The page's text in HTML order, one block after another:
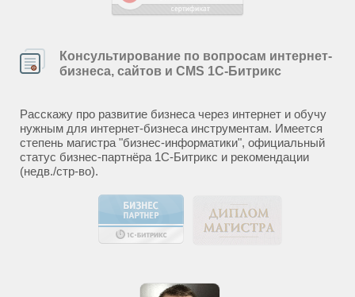
Консультирование по вопросам интернет-
бизнеса, сайтов и CMS 1С-Битрикс
Расскажу про развитие бизнеса через интернет и обучу
нужным для интернет-бизнеса инструментам. Имеется
степень магистра "бизнес-информатики", официальный
статус бизнес-партнёра 1С-Битрикс и рекомендации
(недв./стр-во).